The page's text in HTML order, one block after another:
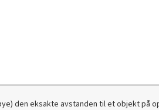
den eksakte avstanden til et objekt på